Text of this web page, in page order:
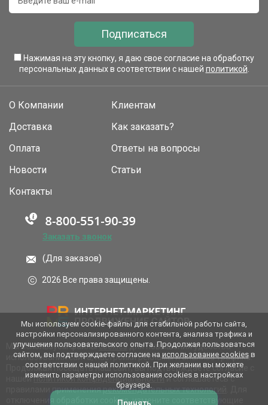
Подписаться
Нажимая на эту кнопку, я даю свое согласие на обработку
персональных данных в соответствии с нашей политикой
О Компании
Доставка
Оплата
Новости
Клиентам
Как заказать?
Ответы на вопросы
Статьи
Контакты
Заказать звонок
(Для заказов)
2026 Все права защищены.
Мы используем файлыcookies для повышения удобства
использования сайта, настройки рекламы и анализа трафика.
Продолжая посещать наш сайт, вы подтверждаете согласие с
нашейполитикой конфиденциальностии соглашаетесь с
правилами применениярекомендательных технологий
отключения обработки cookies, измените соответствующие
Мы используем cookie-файлы для стабильной работы сайта,
настройки персонализированного контента, анализа трафика и
улучшения пользовательского опыта. Продолжая пользоваться
сайтом, вы подтверждаете согласие на использование cookiesв
соответствии с нашей политикой. При желании вы можете
изменить параметры использования cookies в настройках
браузера.